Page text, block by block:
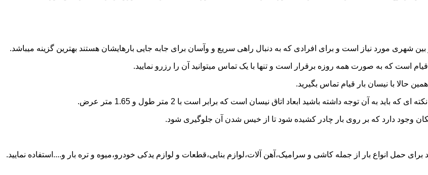
مورد نیاز است و برای افرادی که به دنبال راهی سریع و وآسان برای جابه جایی بارهایشان هستند بهترین گزینه میباشد.
است که به صورت همه روزه برقرار است و تنها با یک تماس میتوانید آن را رزرو نمایید.
حالا با نیسان بار قیام تماس بگیرید.
وجود دارد که بر روی بار چادر کشیده شود تا از خیس شدن آن جلوگیری شود.
حمل انواع بار از جمله کاشی و سرامیک،آهن آلات،لوازم بنایی،قطعات و لوازم یدکی خودرو،میوه و تره بار و....استفاده نمایید.